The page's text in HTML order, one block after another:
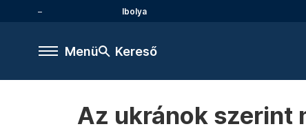
Ibolya
Menü Kereső
Az ukránok szerint